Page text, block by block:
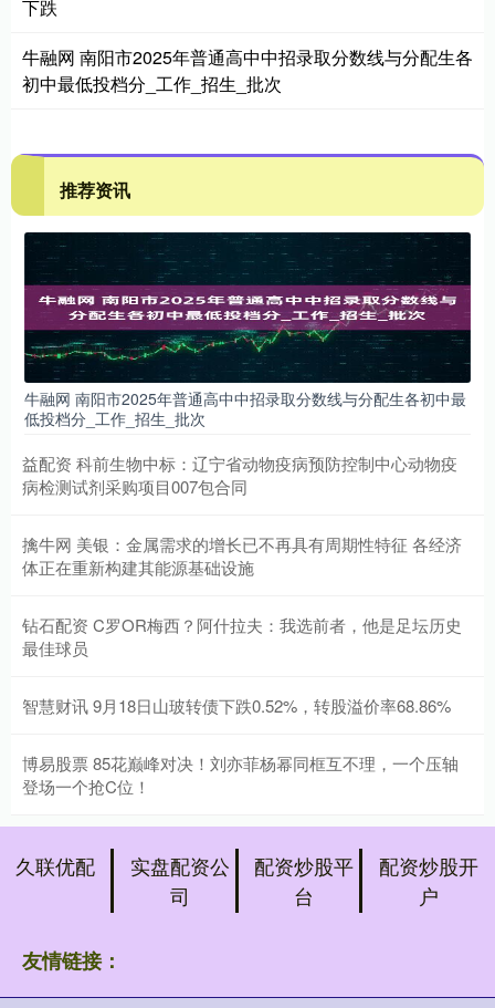
下跌
牛融网 南阳市2025年普通高中中招录取分数线与分配生各
初中最低投档分_工作_招生_批次
推荐资讯
牛融网 南阳市2025年普通高中中招录取分数线与分配生各初中最
低投档分_工作_招生_批次
益配资 科前生物中标：辽宁省动物疫病预防控制中心动物疫
病检测试剂采购项目007包合同
擒牛网 美银：金属需求的增长已不再具有周期性特征 各经济
体正在重新构建其能源基础设施
钻石配资 C罗OR梅西？阿什拉夫：我选前者，他是足坛历史
最佳球员
智慧财讯 9月18日山玻转债下跌0.52%，转股溢价率68.86%
博易股票 85花巅峰对决！刘亦菲杨幂同框互不理，一个压轴
登场一个抢C位！
久联优配
实盘配资公
司
配资炒股平
台
配资炒股开
户
友情链接：